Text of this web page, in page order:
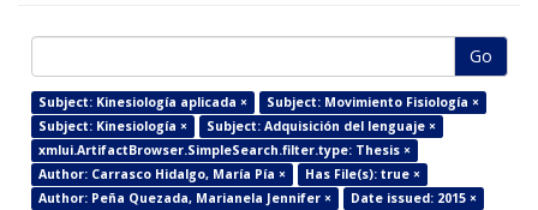
Go
Subject: Kinesiología aplicada ×
Subject: Movimiento Fisiología ×
Subject: Kinesiología ×
Subject: Adquisición del lenguaje ×
xmlui.ArtifactBrowser.SimpleSearch.filter.type: Thesis ×
Author: Carrasco Hidalgo, María Pía ×
Has File(s): true ×
Author: Peña Quezada, Marianela Jennifer ×
Date issued: 2015 ×